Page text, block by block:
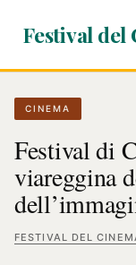
Festival del
CINEMA
Festival di
viareggina
FESTIVAL DEL